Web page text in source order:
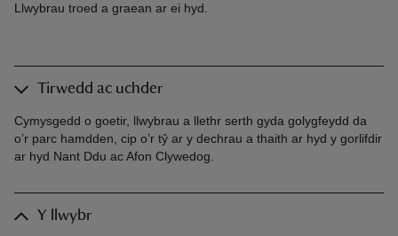
Llwybrau troed a graean ar ei hyd.
Tirwedd ac uchder
Cymysgedd o goetir, llwybrau a llethr serth gyda golygfeydd da
o’r parc hamdden, cip o’r tŷ ar y dechrau a thaith ar hyd y gorlifdir
ar hyd Nant Ddu ac Afon Clywedog.
Y llwybr